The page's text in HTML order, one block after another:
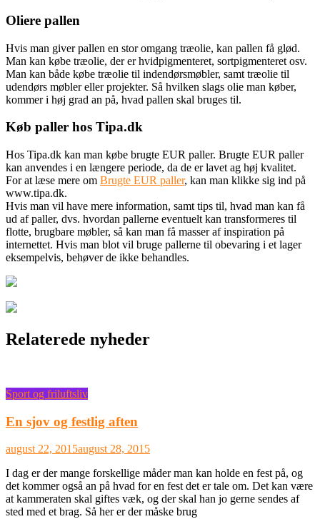
Oliere pallen
Hvis man giver pallen en stor omgang træolie, kan pallen få glød.
Man kan købe træolie, der er hvidpigmenteret, sortpigmenteret osv.
Man kan både købe træolie til indendørsmøbler, samt træolie til
udendørs møbler eller projekter. Så hvilken slags olie man køber,
kommer i høj grad an på, hvad pallen skal bruges til.
Køb paller hos Tipa.dk
Hos Tipa.dk kan man købe brugte EUR paller. Brugte EUR paller
kan anvendes i en længere periode, da de er lavet ag høj kvalitet.
For at læse mere om Brugte EUR paller, kan man klikke sig ind på
www.tipa.dk.
Hvis man vil have mere information, samt tips til, hvad man kan få
ud af paller, dvs. hvordan pallerne eventuelt kan transformeres til
flotte, brugbare møbler, så kan man få masser af inspiration på
internettet. Hvis man blot vil bruge pallerne til obevaring i et lager
eksempelvis, behøver de ikke behandles.
Relaterede nyheder
Sport og friluftsliv
En sjov og festlig aften
august 22, 2015august 28, 2015
I dag er der mange forskellige måder man kan holde en fest på, og
det kommer også an på hvad for en fest det er tale om. Det kan være
at kammeraten skal giftes væk, og der skal han jo gerne sendes af
sted med et brag. Så her er der måske brug